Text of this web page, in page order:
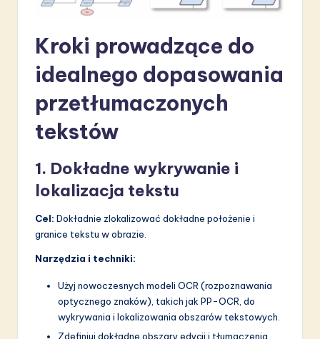
&
w
Kroki prowadzące do
idealnego dopasowania
przetłumaczonych
tekstów
1. Dokładne wykrywanie i
lokalizacja tekstu
Cel: Dokładnie zlokalizować dokładne położenie i
granice tekstu w obrazie.
Narzędzia i techniki:
Użyj nowoczesnych modeli OCR (rozpoznawania
optycznego znaków), takich jak PP-OCR, do
wykrywania i lokalizowania obszarów tekstowych.
Zdefiniuj dokładne obszary edycji i tłumaczenia,